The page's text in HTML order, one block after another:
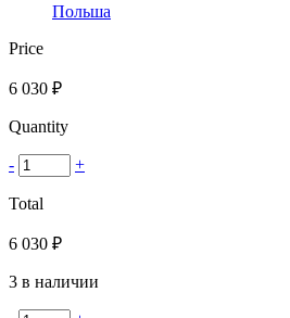
Польша
Price
6 030 ₽
Quantity
- +
Total
6 030 ₽
3 в наличии